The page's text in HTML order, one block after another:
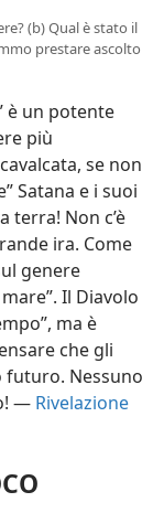
(b) Qual è stato il
prestare ascolto
è un potente
più
se non
Satana e i suoi
terra! Non c’è
ira. Come
genere
Il Diavolo
ma è
che gli
futuro. Nessuno
— Rivelazione